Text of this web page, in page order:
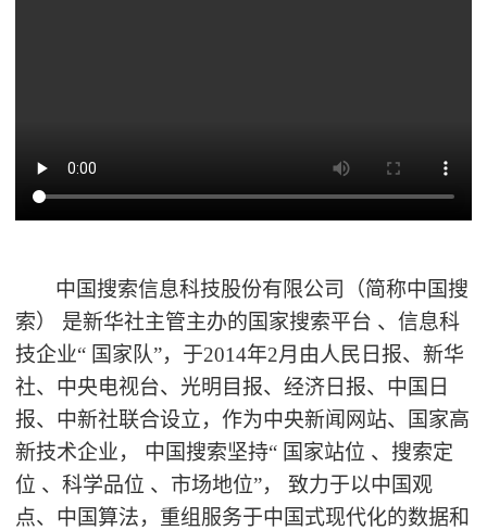
中国搜索信息科技股份有限公司（简称中国搜
索）
是新华社主管主办的国家搜索平台 、信息科
技企业“ 国家队”，于2014年2月由人民日报、新华
社、中央电视台、光明目报、经济日报、中国日
报、中新社联合设立，作为中央新闻网站、国家高
新技术企业， 中国搜索坚持“ 国家站位 、搜索定
位 、科学品位 、市场地位”， 致力于以中国观
点、中国算法，重组服务于中国式现代化的数据和